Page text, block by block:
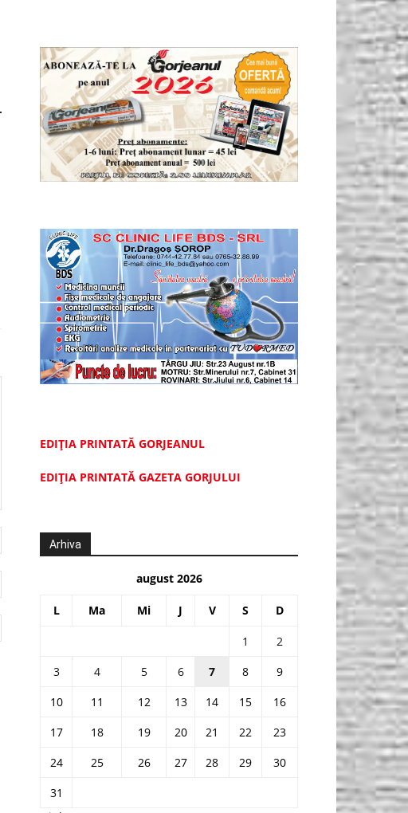
EDIȚIA PRINTATĂ GORJEANUL
EDIŢIA PRINTATĂ GAZETA GORJULUI
Arhiva
august 2026
L Ma Mi J V S D
1
2
3
4 5 6 7 8
9
10
11 12 13 14 15
16
17
18 19 20 21 22
23
24
25 26 27 28 29
30
31